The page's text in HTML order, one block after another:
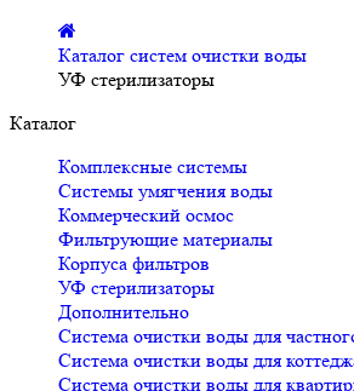
Каталог систем очистки воды
УФ стерилизаторы
Каталог
Комплексные системы
Системы умягчения воды
Коммерческий осмос
Фильтрующие материалы
Корпуса фильтров
УФ стерилизаторы
Дополнительно
Система очистки воды для
Система очистки воды для
Система очистки воды для